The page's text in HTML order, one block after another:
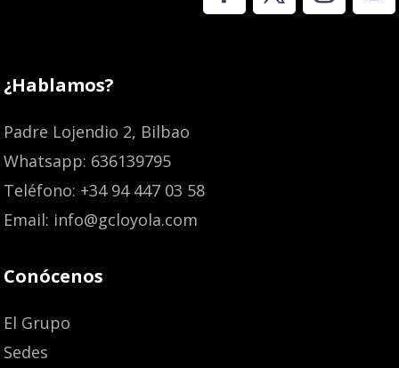
¿Hablamos?
Padre Lojendio 2, Bilbao
Whatsapp: 636139795
Teléfono: +34 94 447 03 58
Email: info@gcloyola.com
Conócenos
El Grupo
Sedes